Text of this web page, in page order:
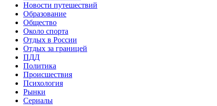
Новости путешествий
Образование
Общество
Около спорта
Отдых в России
Отдых за границей
ПДД
Политика
Происшествия
Психология
Рынки
Сериалы